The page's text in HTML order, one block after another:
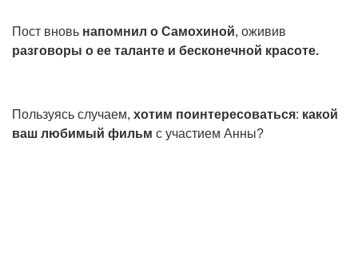
Пост вновь напомнил о Самохиной, оживив
разговоры о ее таланте и бесконечной красоте.
Пользуясь случаем, хотим поинтересоваться: какой
ваш любимый фильм с участием Анны?